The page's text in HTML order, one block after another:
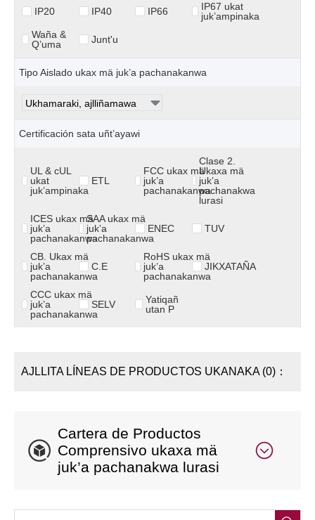
IP20 IP40 IP66
IP67 ukat
juk’ampinaka
Waña &
Q’uma
Junt'u
Tipo Aislado ukax mä juk’a pachanakanwa
Certificación sata uñt’ayawi
UL & cUL
ukat
juk’ampinaka
ETL
FCC ukax mä
juk’a
pachanakanwa
Clase 2.
Ukaxa mä
juk’a
pachanakwa
lurasi
ICES ukax mä
juk’a
pachanakanwa
SAA ukax mä
juk’a
pachanakanwa
ENEC TUV
CB. Ukax mä
juk’a
pachanakanwa
C.E
RoHS ukax mä
juk’a
pachanakanwa
JIKXATAÑA
CCC ukax mä
juk’a
pachanakanwa
SELV
Yatiqañ
utan P
AJLLITA LÍNEAS DE PRODUCTOS UKANAKA (0)：
Cartera de Productos
Comprensivo ukaxa mä
juk’a pachanakwa lurasi